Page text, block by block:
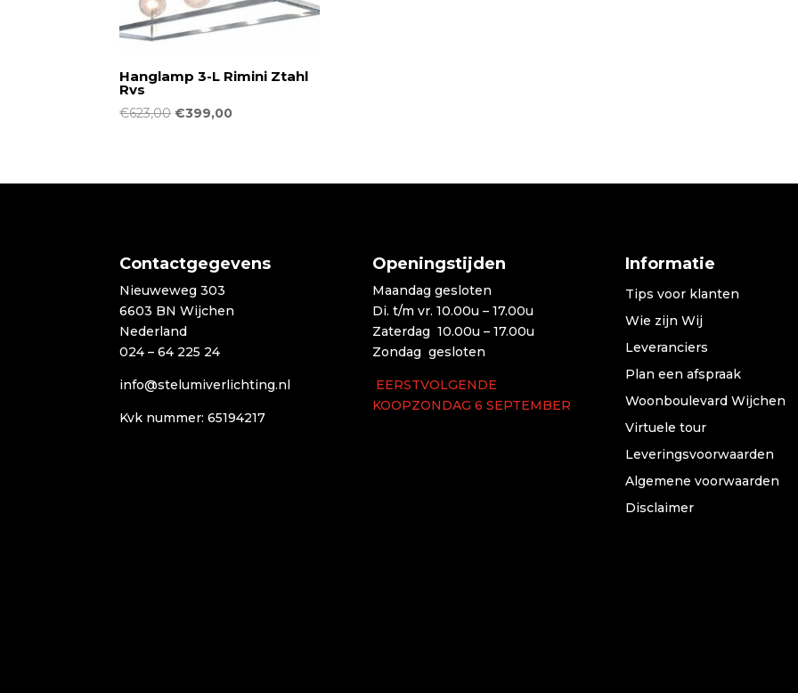
Hanglamp 3-L Rimini Ztahl
Rvs
€623,00Oorspronkelijke
€399,00Huidige
Contactgegevens
Nieuweweg 303
6603 BN Wijchen
Nederland
024 – 64 225 24
info@stelumiverlichting.nl
Kvk nummer: 65194217
Openingstijden
Maandag gesloten
Di. t/m vr. 10.00u – 17.00u
Zaterdag 10.00u – 17.00u
Zondag gesloten
EERSTVOLGENDE
KOOPZONDAG 6 SEPTEMBER
Informatie
Tips voor klanten
Wie zijn Wij
Leveranciers
Plan een afspraak
Woonboulevard Wijchen
Virtuele tour
Leveringsvoorwaarden
Algemene voorwaarden
Disclaimer